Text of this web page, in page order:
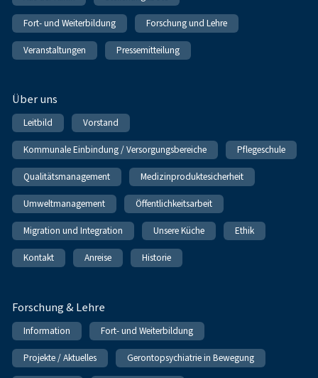
Fort- und Weiterbildung Forschung und Lehre
Veranstaltungen Pressemitteilung
Über uns
Leitbild Vorstand
Kommunale Einbindung / Versorgungsbereiche Pflegeschule
Qualitätsmanagement Medizinproduktesicherheit
Umweltmanagement Öffentlichkeitsarbeit
Migration und Integration Unsere Küche Ethik
Kontakt Anreise Historie
Forschung & Lehre
Information Fort- und Weiterbildung
Projekte / Aktuelles Gerontopsychiatrie in Bewegung